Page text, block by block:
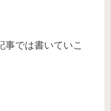
事では書いていこ